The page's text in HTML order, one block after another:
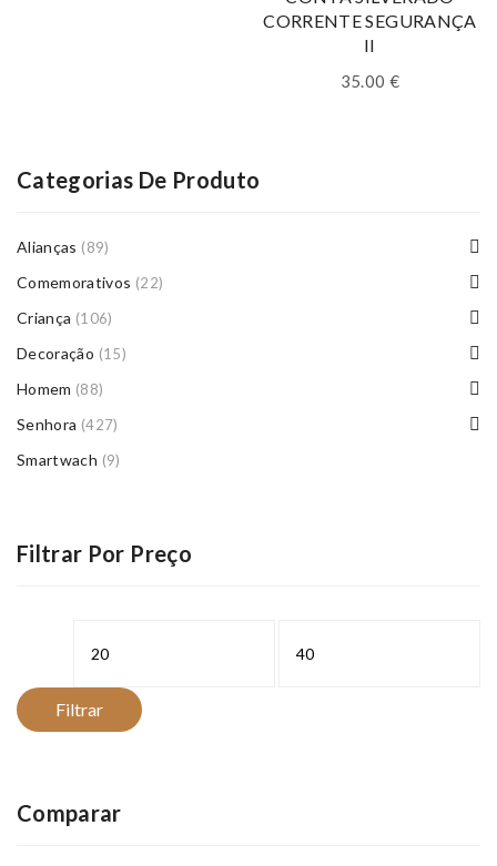
CORRENTE SEGURANÇA
II
35.00 €
Categorias De Produto
Alianças (89)
Comemorativos (22)
Criança (106)
Decoração (15)
Homem (88)
Senhora (427)
Smartwach (9)
Filtrar Por Preço
Filtrar
Comparar